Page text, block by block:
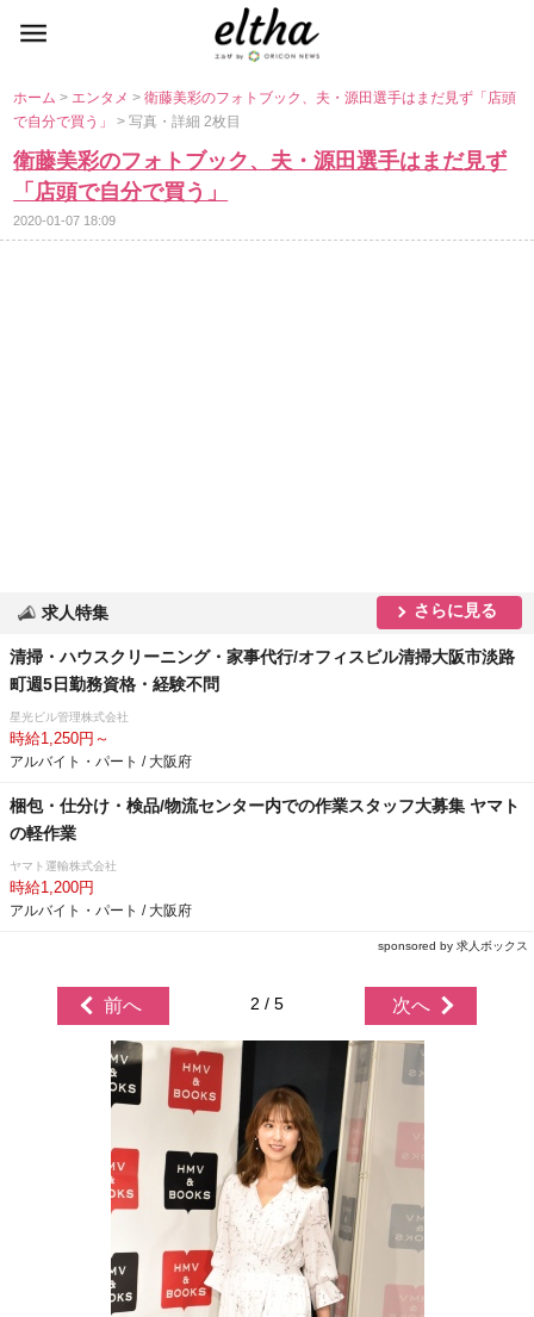
ホーム> エンタメ>衛藤美彩のフォトブック、夫・源田選手はまだ見ず「店頭
で自分で買う」> 写真・詳細 2枚目
衛藤美彩のフォトブック、夫・源田選手はまだ見ず
「店頭で自分で買う」
2020-01-07 18:09
求人特集 さらに見る
清掃・ハウスクリーニング・家事代行/オフィスビル清掃大阪市淡路
町週5日勤務資格・経験不問
星光ビル管理株式会社
時給1,250円～
アルバイト・パート / 大阪府
梱包・仕分け・検品/物流センター内での作業スタッフ大募集 ヤマト
の軽作業
ヤマト運輸株式会社
時給1,200円
アルバイト・パート / 大阪府
sponsored by 求人ボックス
前へ 2 / 5 次へ